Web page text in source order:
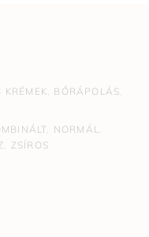
, BŐRÁPOLÁS,
, NORMÁL,
, ZSÍROS